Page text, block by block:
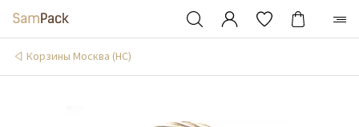
Корзины Москва (НС)